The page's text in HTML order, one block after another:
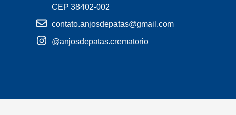
CEP 38402-002
contato.anjosdepatas@gmail.com
@anjosdepatas.crematorio